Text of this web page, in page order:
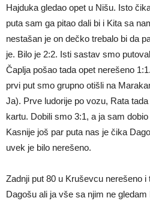
Hajduka gledao opet u Nišu. Isto
puta sam ga pitao dali bi i Kita sa
nestašan je on dečko trebalo bi da
je. Bilo je 2:2. Isti sastav smo
Čaplja pošao tada opet nerešeno
prvi put smo grupno otišli na
Ja). Prve ludorije po vozu, Rata
kartu. Dobili smo 3:1, a ja sam
Kasnije još par puta nas je čika
uvek je bilo nerešeno.
Zadnji put 80 u Kruševcu nerešeno
Dagošu ali ja vše sa njim ne